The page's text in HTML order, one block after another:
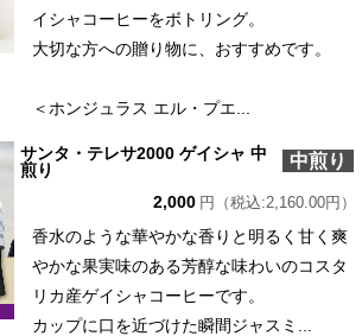
イシャコーヒーをボトリング。
大切な方への贈り物に、おすすめです。
＜ホンジュラス エル・プエ...
サンタ・テレサ2000 ゲイシャ 中
煎り
中煎り
2,000 円（税込:2,160.00円）
香水のような華やかな香りと明るく甘く爽
やかな果実味のある芳醇な味わいのコスタ
リカ産ゲイシャコーヒーです。
カップに口を近づけた瞬間ジャスミ...